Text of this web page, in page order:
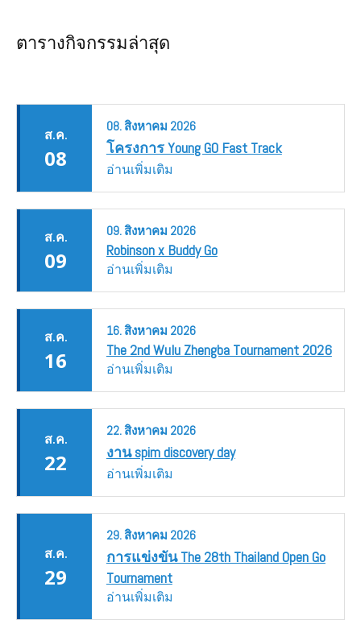
ตารางกิจกรรมล่าสุด
ส.ค.
08
08.สิงหาคม 2026
โครงการ Young GO Fast Track
อ่านเพิ่มเติม
ส.ค.
09
09.สิงหาคม 2026
Robinson x Buddy Go
อ่านเพิ่มเติม
ส.ค.
16
16.สิงหาคม 2026
The 2nd Wulu Zhengba Tournament 2026
อ่านเพิ่มเติม
ส.ค.
22
22.สิงหาคม 2026
งาน spim discovery day
อ่านเพิ่มเติม
ส.ค.
29
29.สิงหาคม 2026
การแข่งขัน The 28th Thailand Open Go
Tournament
อ่านเพิ่มเติม